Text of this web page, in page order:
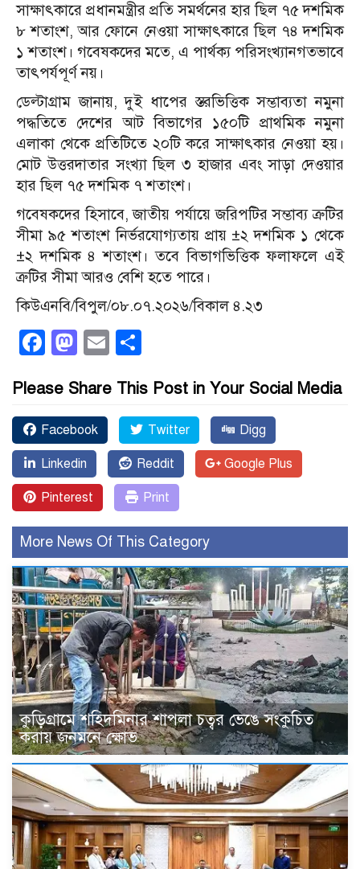
সাক্ষাৎকারে প্রধানমন্ত্রীর প্রতি সমর্থনের হার ছিল ৭৫ দশমিক
৮ শতাংশ, আর ফোনে নেওয়া সাক্ষাৎকারে ছিল ৭৪ দশমিক
১ শতাংশ। গবেষকদের মতে, এ পার্থক্য পরিসংখ্যানগতভাবে
তাৎপর্যপূর্ণ নয়।
ডেল্টাগ্রাম জানায়, দুই ধাপের স্তরভিত্তিক সম্ভাব্যতা নমুনা
পদ্ধতিতে দেশের আট বিভাগের ১৫০টি প্রাথমিক নমুনা
এলাকা থেকে প্রতিটিতে ২০টি করে সাক্ষাৎকার নেওয়া হয়।
মোট উত্তরদাতার সংখ্যা ছিল ৩ হাজার এবং সাড়া দেওয়ার
হার ছিল ৭৫ দশমিক ৭ শতাংশ।
গবেষকদের হিসাবে, জাতীয় পর্যায়ে জরিপটির সম্ভাব্য ত্রুটির
সীমা ৯৫ শতাংশ নির্ভরযোগ্যতায় প্রায় ±২ দশমিক ১ থেকে
±২ দশমিক ৪ শতাংশ। তবে বিভাগভিত্তিক ফলাফলে এই
ত্রুটির সীমা আরও বেশি হতে পারে।
কিউএনবি/বিপুল/০৮.০৭.২০২৬/বিকাল ৪.২৩
Facebook
Mastodon
Email
Please Share This Post in Your Social Media
Facebook Twitter Digg
Linkedin Reddit Google Plus
Pinterest Print
More News Of This Category
কুড়িগ্রামে শহিদমিনার শাপলা চত্বর ভেঙে সংকুচিত
করায় জনমনে ক্ষোভ